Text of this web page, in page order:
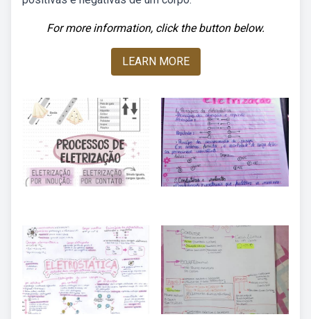
For more information, click the button below.
LEARN MORE